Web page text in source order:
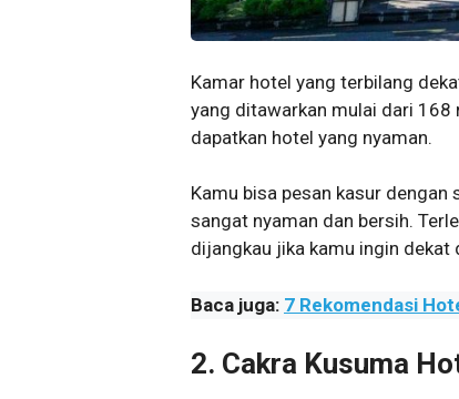
Kamar hotel yang terbilang
yang ditawarkan mulai dari 168
dapatkan hotel yang nyaman.
Kamu bisa pesan kasur
sangat nyaman dan bersih.
dijangkau jika kamu ingin dekat
Baca juga: 7 Rekomendasi
2. Cakra Kusuma